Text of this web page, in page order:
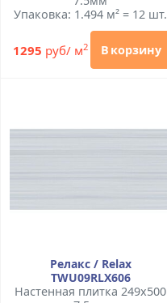
Упаковка: 1.494 м² = 12 шт.
1295 руб/ м2 В корзину
Релакс / Relax
TWU09RLX606
Настенная плитка 249x500